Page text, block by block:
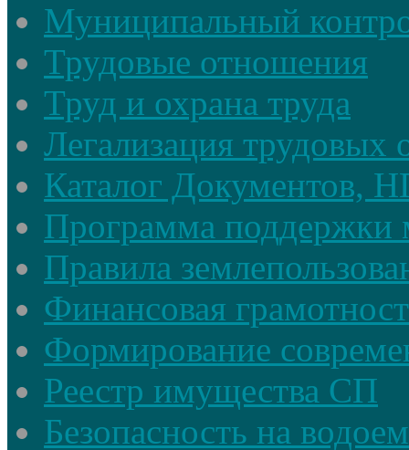
Муниципальный
Трудовые отношения
Труд и охрана труда
Легализация трудовых
Каталог Документов,
Программа поддержки
Правила
Финансовая
Формирование
Реестр имущества СП
Безопасность на